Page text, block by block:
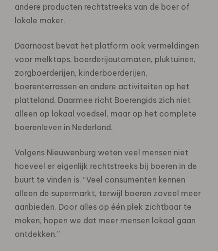
andere producten rechtstreeks van de boer of
lokale maker.
Daarnaast bevat het platform ook vermeldingen
voor melktaps, boerderijautomaten, pluktuinen,
zorgboerderijen, kinderboerderijen,
boerenterrassen en andere activiteiten op het
platteland. Daarmee richt Boerengids zich niet
alleen op lokaal voedsel, maar op het complete
boerenleven in Nederland.
Volgens Nieuwenburg weten veel mensen niet
hoeveel er eigenlijk rechtstreeks bij boeren in de
buurt te vinden is. “Veel consumenten kennen
alleen de supermarkt, terwijl boeren zoveel meer
aanbieden. Door alles op één plek zichtbaar te
maken, hopen we dat meer mensen lokaal gaan
ontdekken.”